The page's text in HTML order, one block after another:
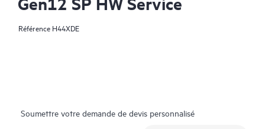
Référence H44XDE
Soumettre votre demande de devis personnalisé